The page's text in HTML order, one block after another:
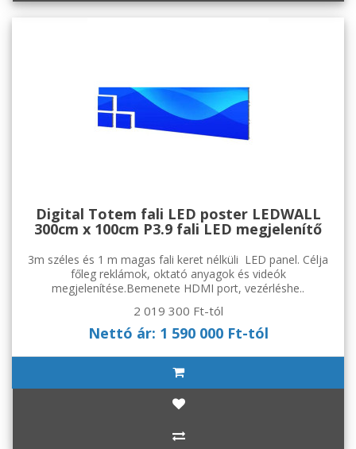
Digital Totem fali LED poster LEDWALL
300cm x 100cm P3.9 fali LED megjelenítő
3m széles és 1 m magas fali keret nélküli LED panel. Célja
főleg reklámok, oktató anyagok és videók
megjelenítése.Bemenete HDMI port, vezérléshe..
2 019 300 Ft-tól
Nettó ár: 1 590 000 Ft-tól